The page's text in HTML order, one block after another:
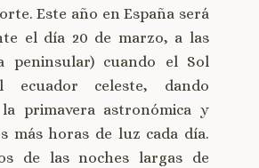
Este año en España será
el día 20 de marzo, a las
peninsular) cuando el Sol
ecuador celeste, dando
primavera astronómica y
más horas de luz cada día.
de las noches largas de